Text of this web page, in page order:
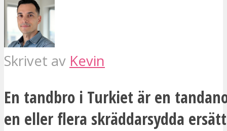
Skrivet av Kevin
En tandbro i Turkiet är en
en eller flera skräddarsydda